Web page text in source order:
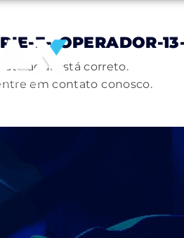
E--OPERADOR-
aqui está correto.
em contato conosco.